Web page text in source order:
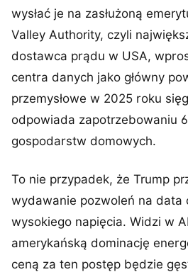
wysłać je na zasłużoną
Valley Authority, czyli
dostawca prądu w USA,
centra danych jako główny
przemysłowe w 2025 roku
odpowiada zapotrzebowaniu
gospodarstw domowych.
To nie przypadek, że Trump
wydawanie pozwoleń na data
wysokiego napięcia. Widzi w
amerykańską dominację
ceną za ten postęp będzie